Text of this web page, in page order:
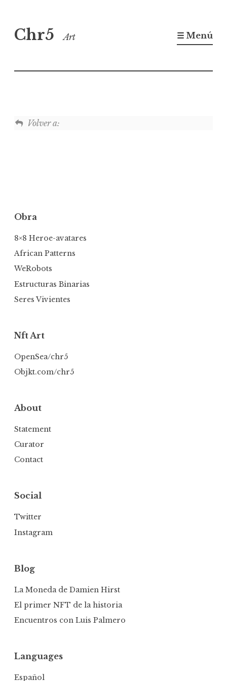
al
Chr5 Art ☰ Menú
Volver a:
Obra
8×8 Heroe-avatares
African Patterns
WeRobots
Estructuras Binarias
Seres Vivientes
Nft Art
OpenSea/chr5
Objkt.com/chr5
About
Statement
Curator
Contact
Social
Twitter
Instagram
Blog
La Moneda de Damien Hirst
El primer NFT de la historia
Encuentros con Luis Palmero
Languages
Español